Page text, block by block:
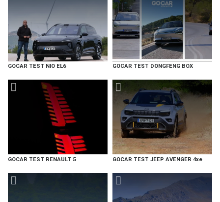
GOCAR TEST NIO EL6 GOCAR TEST DONGFENG BOX
GOCAR TEST RENAULT 5 GOCAR TEST JEEP AVENGER 4xe